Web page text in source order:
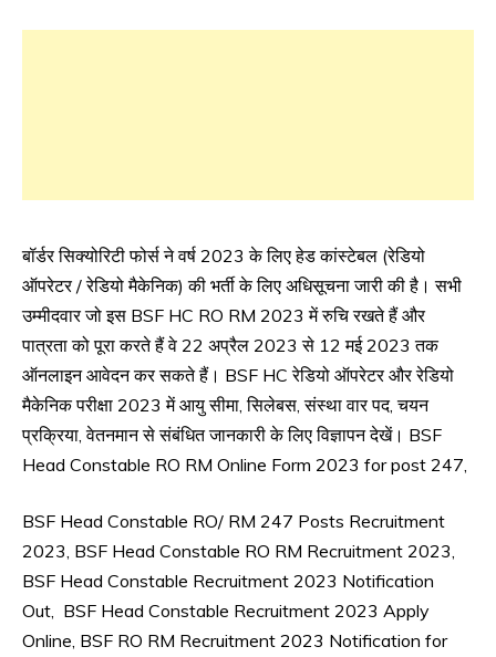
Job
private
jobs
Rajathan
Job
Result
Sarkari
Result
Sarkari
SSC
Jobs
Syllabus
TA
Army
बॉर्डर सिक्योरिटी फोर्स ने वर्ष 2023 के लिए हेड कांस्टेबल (रेडियो
ऑपरेटर / रेडियो मैकेनिक) की भर्ती के लिए अधिसूचना जारी की है। सभी
उम्मीदवार जो इस BSF HC RO RM 2023 में रुचि रखते हैं और
पात्रता को पूरा करते हैं वे 22 अप्रैल 2023 से 12 मई 2023 तक
ऑनलाइन आवेदन कर सकते हैं। BSF HC रेडियो ऑपरेटर और रेडियो
मैकेनिक परीक्षा 2023 में आयु सीमा, सिलेबस, संस्था वार पद, चयन
प्रक्रिया, वेतनमान से संबंधित जानकारी के लिए विज्ञापन देखें। BSF
Head Constable RO RM Online Form 2023 for post 247,
BSF Head Constable RO/ RM 247 Posts Recruitment
2023, BSF Head Constable RO RM Recruitment 2023,
BSF Head Constable Recruitment 2023 Notification
Out, BSF Head Constable Recruitment 2023 Apply
Online, BSF RO RM Recruitment 2023 Notification for